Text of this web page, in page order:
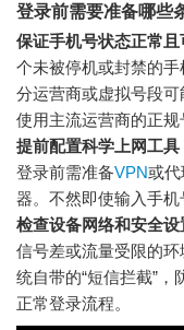
登录前需要准备哪些
保证手机号状态正常且
个未被停机或封禁的
分运营商或虚拟号段
使用主流运营商的正规
提前配置科学上网工具
登录前需准备VPN或代
器。不然即使输入手机
检查设备网络和安全设
信号差或流量受限的
统自带的“短信拦截”
正常登录流程。